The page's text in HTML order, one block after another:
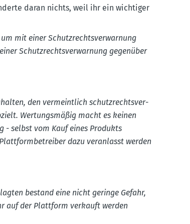
daran nichts, weil ihr ein wichtiger
mit einer Schutz­rechts­ver­warnung
Schutz­rechts­ver­warnung gegenüber
den vermeintlich schutz­rechts­ver­
Wertungs­mäßig macht es keinen
- selbst vom Kauf eines Produkts
dazu veran­lasst werden
bestand eine nicht geringe Gefahr,
auf der Plattform verkauft werden